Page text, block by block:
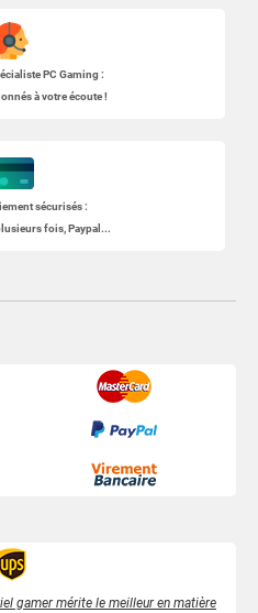
PC Gaming:
à votre écoute !
sécurisés :
fois, Paypal...
gamer mérite le meilleur en matière